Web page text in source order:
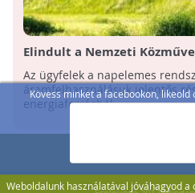
Kövess minket a facebookon, likeold
Weboldalunk használatával jóváhagyod a
Elindult a Nemzeti
szolgáltatása
Az ügyfelek a napelemes
áramfelhasználásuk jelentős
energiaforrásból ...